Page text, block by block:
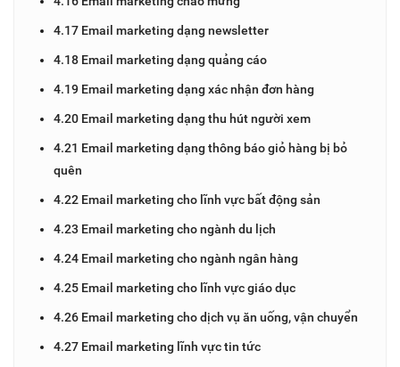
4.17 Email marketing dạng newsletter
4.18 Email marketing dạng quảng cáo
4.19 Email marketing dạng xác nhận đơn hàng
4.20 Email marketing dạng thu hút người xem
4.21 Email marketing dạng thông báo giỏ hàng bị bỏ
quên
4.22 Email marketing cho lĩnh vực bất động sản
4.23 Email marketing cho ngành du lịch
4.24 Email marketing cho ngành ngân hàng
4.25 Email marketing cho lĩnh vực giáo dục
4.26 Email marketing cho dịch vụ ăn uống, vận chuyển
4.27 Email marketing lĩnh vực tin tức